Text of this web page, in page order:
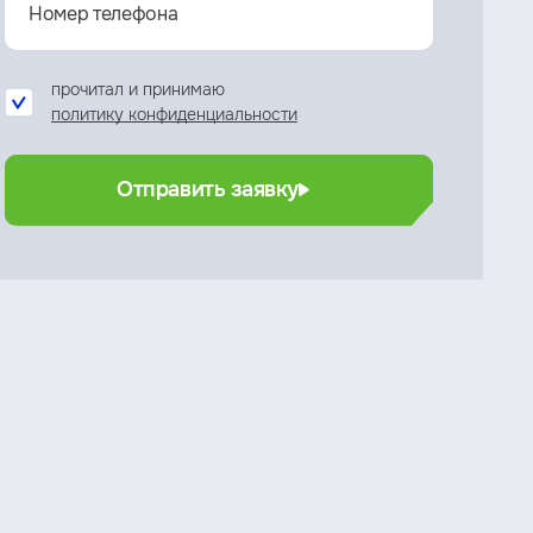
прочитал и принимаю
политику конфиденциальности
Отправить заявку